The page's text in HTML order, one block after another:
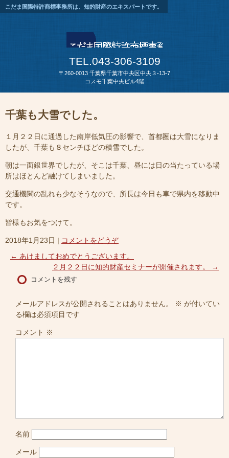
こだま国際特許商標事務所は、知的財産のエキスパートです。
TEL.043-306-3109
〒260-0013 千葉県千葉市中央区中央３-13-7
コスモ千葉中央ビル4階
千葉も大雪でした。
１月２２日に通過した南岸低気圧の影響で、首都圏は大雪になりま
したが、千葉も８センチほどの積雪でした。
朝は一面銀世界でしたが、そこは千葉、昼には日の当たっている場
所はほとんど融けてしまいました。
交通機関の乱れも少なそうなので、所長は今日も車で県内を移動中
です。
皆様もお気をつけて。
2018年1月23日 | コメントをどうぞ
← あけましておめでとうございます。
２月２２日に知的財産セミナーが開催されます。
→
コメントを残す
メールアドレスが公開されることはありません。 ※ が付いてい
る欄は必須項目です
コメント ※
名前
メール